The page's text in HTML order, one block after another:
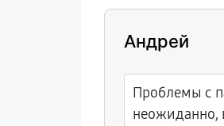
Андрей
Проблемы с
неожиданно,